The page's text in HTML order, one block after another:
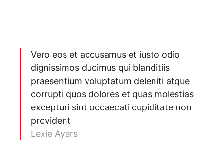
Vero eos et accusamus et iusto odio
dignissimos ducimus qui blanditiis
praesentium voluptatum deleniti atque
corrupti quos dolores et quas molestias
excepturi sint occaecati cupiditate non
provident
Lexie Ayers